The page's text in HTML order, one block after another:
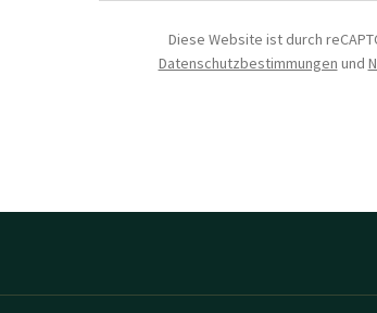
Diese Website ist durch
Datenschutzbestimmungen und